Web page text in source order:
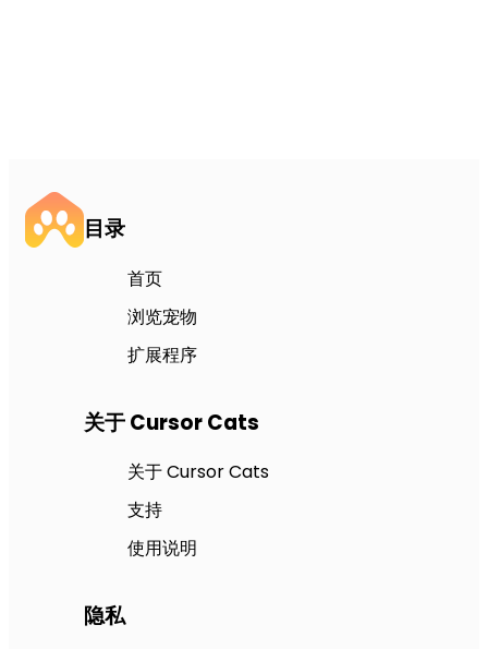
目录
首页
浏览宠物
扩展程序
关于 Cursor Cats
关于 Cursor Cats
支持
使用说明
隐私